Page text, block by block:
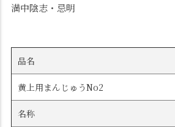
満中陰志・忌明
品名
黄上用まんじゅうNo2
名称